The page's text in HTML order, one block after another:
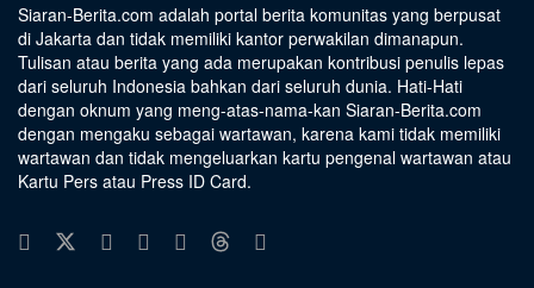
Siaran-Berita.com adalah portal berita komunitas yang berpusat
di Jakarta dan tidak memiliki kantor perwakilan dimanapun.
Tulisan atau berita yang ada merupakan kontribusi penulis lepas
dari seluruh Indonesia bahkan dari seluruh dunia. Hati-Hati
dengan oknum yang meng-atas-nama-kan Siaran-Berita.com
dengan mengaku sebagai wartawan, karena kami tidak memiliki
wartawan dan tidak mengeluarkan kartu pengenal wartawan atau
Kartu Pers atau Press ID Card.